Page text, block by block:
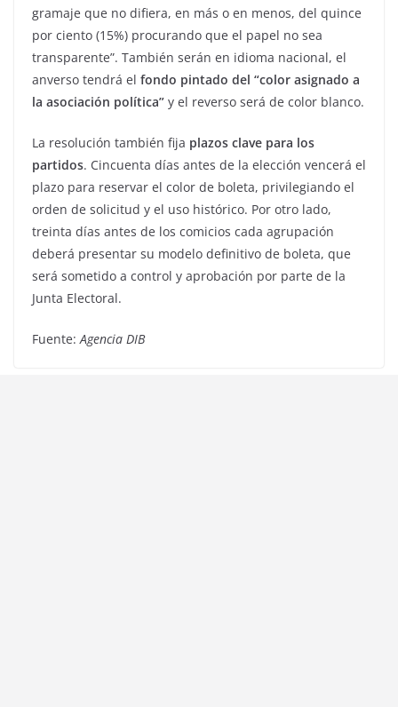
gramaje que no difiera, en más o en menos, del quince
por ciento (15%) procurando que el papel no sea
transparente”. También serán en idioma nacional, el
anverso tendrá el fondo pintado del “color asignado a
la asociación política” y el reverso será de color blanco.
La resolución también fija plazos clave para los
partidos. Cincuenta días antes de la elección vencerá el
plazo para reservar el color de boleta, privilegiando el
orden de solicitud y el uso histórico. Por otro lado,
treinta días antes de los comicios cada agrupación
deberá presentar su modelo definitivo de boleta, que
será sometido a control y aprobación por parte de la
Junta Electoral.
Fuente:Agencia DIB